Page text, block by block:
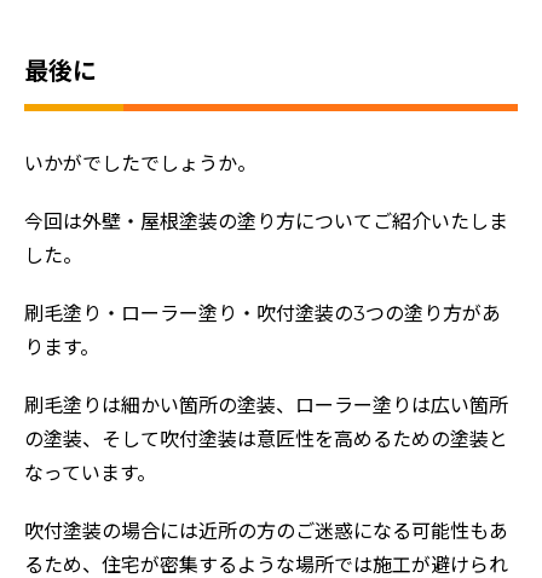
最後に
いかがでしたでしょうか。
今回は外壁・屋根塗装の塗り方についてご紹介いたしま
した。
刷毛塗り・ローラー塗り・吹付塗装の3つの塗り方があ
ります。
刷毛塗りは細かい箇所の塗装、ローラー塗りは広い箇所
の塗装、そして吹付塗装は意匠性を高めるための塗装と
なっています。
吹付塗装の場合には近所の方のご迷惑になる可能性もあ
るため、住宅が密集するような場所では施工が避けられ